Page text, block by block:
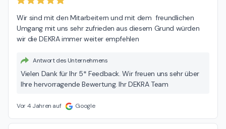
Wir sind mit den Mitarbeitern und mit dem  freundlichen
Umgang mit uns sehr zufrieden aus diesem Grund würden
wir die DEKRA immer weiter empfehlen
Antwort des Unternehmens
Vielen Dank für Ihr 5* Feedback. Wir freuen uns sehr über
Ihre hervorragende Bewertung. Ihr DEKRA Team
Vor 4 Jahren auf Google